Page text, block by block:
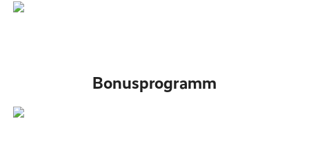
Bonusprogramm